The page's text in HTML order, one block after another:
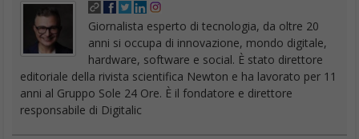
Giornalista esperto di tecnologia, da oltre 20
anni si occupa di innovazione, mondo digitale,
hardware, software e social. È stato direttore
editoriale della rivista scientifica Newton e ha lavorato per 11
anni al Gruppo Sole 24 Ore. È il fondatore e direttore
responsabile di Digitalic